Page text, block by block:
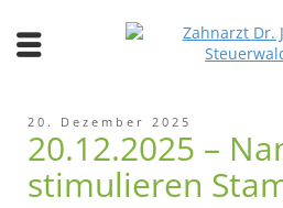
20. Dezember 2025
20.12.2025 –
stimulieren